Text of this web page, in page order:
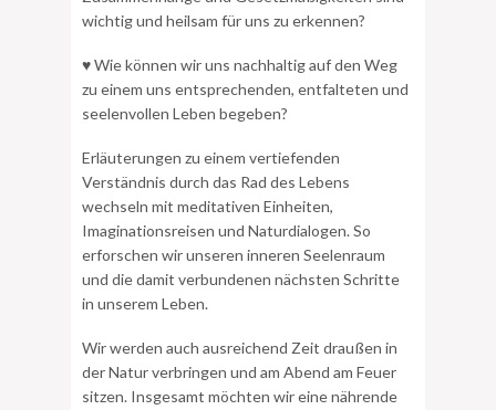
wichtig und heilsam für uns zu erkennen?
♥ Wie können wir uns nachhaltig auf den Weg
zu einem uns entsprechenden, entfalteten und
seelenvollen Leben begeben?
Erläuterungen zu einem vertiefenden
Verständnis durch das Rad des Lebens
wechseln mit meditativen Einheiten,
Imaginationsreisen und Naturdialogen. So
erforschen wir unseren inneren Seelenraum
und die damit verbundenen nächsten Schritte
in unserem Leben.
Wir werden auch ausreichend Zeit draußen in
der Natur verbringen und am Abend am Feuer
sitzen. Insgesamt möchten wir eine nährende